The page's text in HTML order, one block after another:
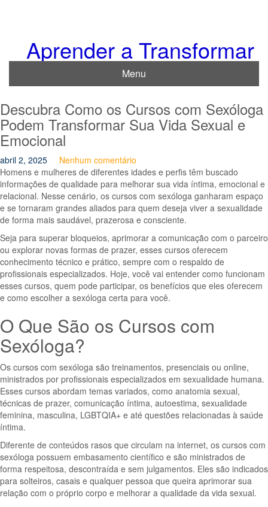
Aprender a Transformar
Menu
Descubra Como os Cursos com Sexóloga
Podem Transformar Sua Vida Sexual e
Emocional
abril 2, 2025
Nenhum comentário
Homens e mulheres de diferentes idades e perfis têm buscado
informações de qualidade para melhorar sua vida íntima, emocional e
relacional. Nesse cenário, os cursos com sexóloga ganharam espaço
e se tornaram grandes aliados para quem deseja viver a sexualidade
de forma mais saudável, prazerosa e consciente.
Seja para superar bloqueios, aprimorar a comunicação com o parceiro
ou explorar novas formas de prazer, esses cursos oferecem
conhecimento técnico e prático, sempre com o respaldo de
profissionais especializados. Hoje, você vai entender como funcionam
esses cursos, quem pode participar, os benefícios que eles oferecem
e como escolher a sexóloga certa para você.
O Que São os Cursos com
Sexóloga?
Os cursos com sexóloga são treinamentos, presenciais ou online,
ministrados por profissionais especializados em sexualidade humana.
Esses cursos abordam temas variados, como anatomia sexual,
técnicas de prazer, comunicação íntima, autoestima, sexualidade
feminina, masculina, LGBTQIA+ e até questões relacionadas à saúde
íntima.
Diferente de conteúdos rasos que circulam na internet, os cursos com
sexóloga possuem embasamento científico e são ministrados de
forma respeitosa, descontraída e sem julgamentos. Eles são indicados
para solteiros, casais e qualquer pessoa que queira aprimorar sua
relação com o próprio corpo e melhorar a qualidade da vida sexual.